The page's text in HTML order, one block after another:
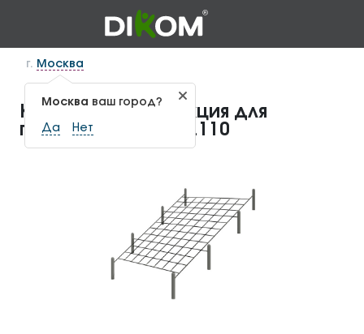
г. Москва
Москва ваш город?
Да Нет
Канатная конструкция для
геопластики КГП-1.110